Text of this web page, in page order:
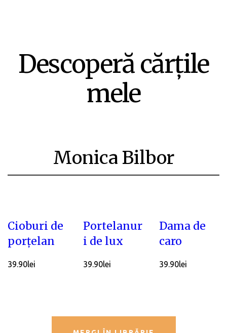
Descoperă cărțile
mele
Monica Bilbor
Cioburi de
porțelan
39.90lei
Portelanur
i de lux
39.90lei
Dama de
caro
39.90lei